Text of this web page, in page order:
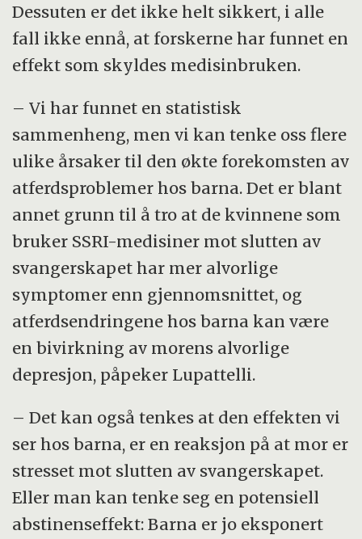
Dessuten er det ikke helt sikkert, i alle
fall ikke ennå, at forskerne har funnet en
effekt som skyldes medisinbruken.
– Vi har funnet en statistisk
sammenheng, men vi kan tenke oss flere
ulike årsaker til den økte forekomsten av
atferdsproblemer hos barna. Det er blant
annet grunn til å tro at de kvinnene som
bruker SSRI-medisiner mot slutten av
svangerskapet har mer alvorlige
symptomer enn gjennomsnittet, og
atferdsendringene hos barna kan være
en bivirkning av morens alvorlige
depresjon, påpeker Lupattelli.
– Det kan også tenkes at den effekten vi
ser hos barna, er en reaksjon på at mor er
stresset mot slutten av svangerskapet.
Eller man kan tenke seg en potensiell
abstinenseffekt: Barna er jo eksponert